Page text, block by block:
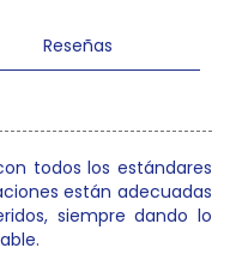
Reseñas
todos los estándares
están adecuadas
siempre dando lo